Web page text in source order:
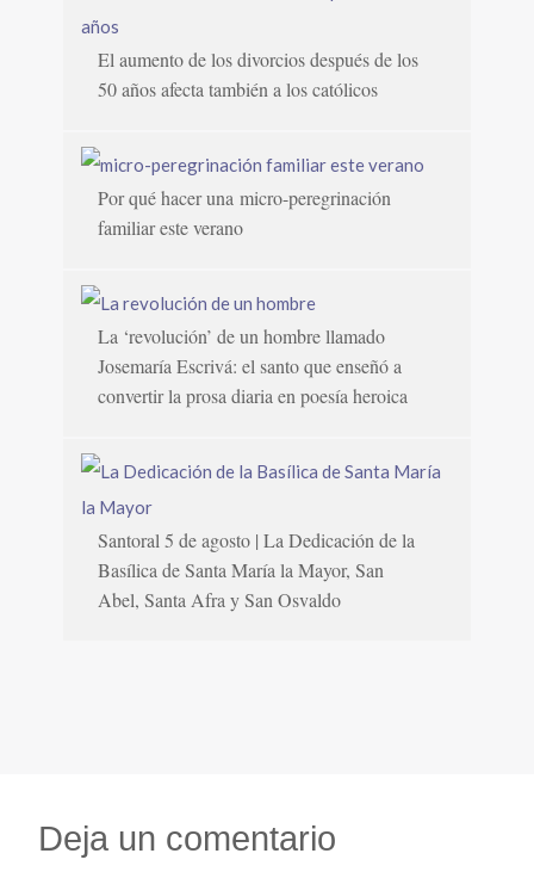
El aumento de los divorcios después de los
50 años afecta también a los católicos
Por qué hacer una micro-peregrinación
familiar este verano
La ‘revolución’ de un hombre llamado
Josemaría Escrivá: el santo que enseñó a
convertir la prosa diaria en poesía heroica
Santoral 5 de agosto | La Dedicación de la
Basílica de Santa María la Mayor, San
Abel, Santa Afra y San Osvaldo
Deja un comentario